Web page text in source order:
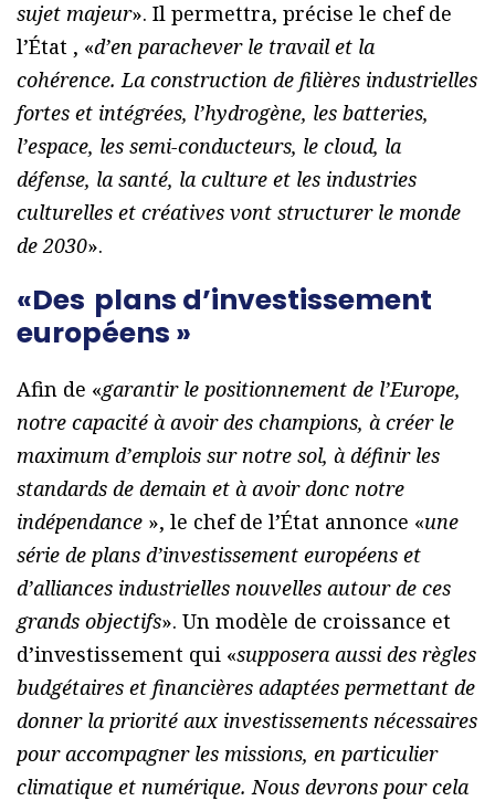
sujet majeur». Il permettra, précise le chef de
l’État , «d’en parachever le travail et la
cohérence. La construction de filières industrielles
fortes et intégrées, l’hydrogène, les batteries,
l’espace, les semi-conducteurs, le cloud, la
défense, la santé, la culture et les industries
culturelles et créatives vont structurer le monde
de 2030».
«Des plans d’investissement
européens »
Afin de «garantir le positionnement de l’Europe,
notre capacité à avoir des champions, à créer le
maximum d’emplois sur notre sol, à définir les
standards de demain et à avoir donc notre
indépendance », le chef de l’État annonce «une
série de plans d’investissement européens et
d’alliances industrielles nouvelles autour de ces
grands objectifs». Un modèle de croissance et
d’investissement qui «supposera aussi des règles
budgétaires et financières adaptées permettant de
donner la priorité aux investissements nécessaires
pour accompagner les missions, en particulier
climatique et numérique. Nous devrons pour cela